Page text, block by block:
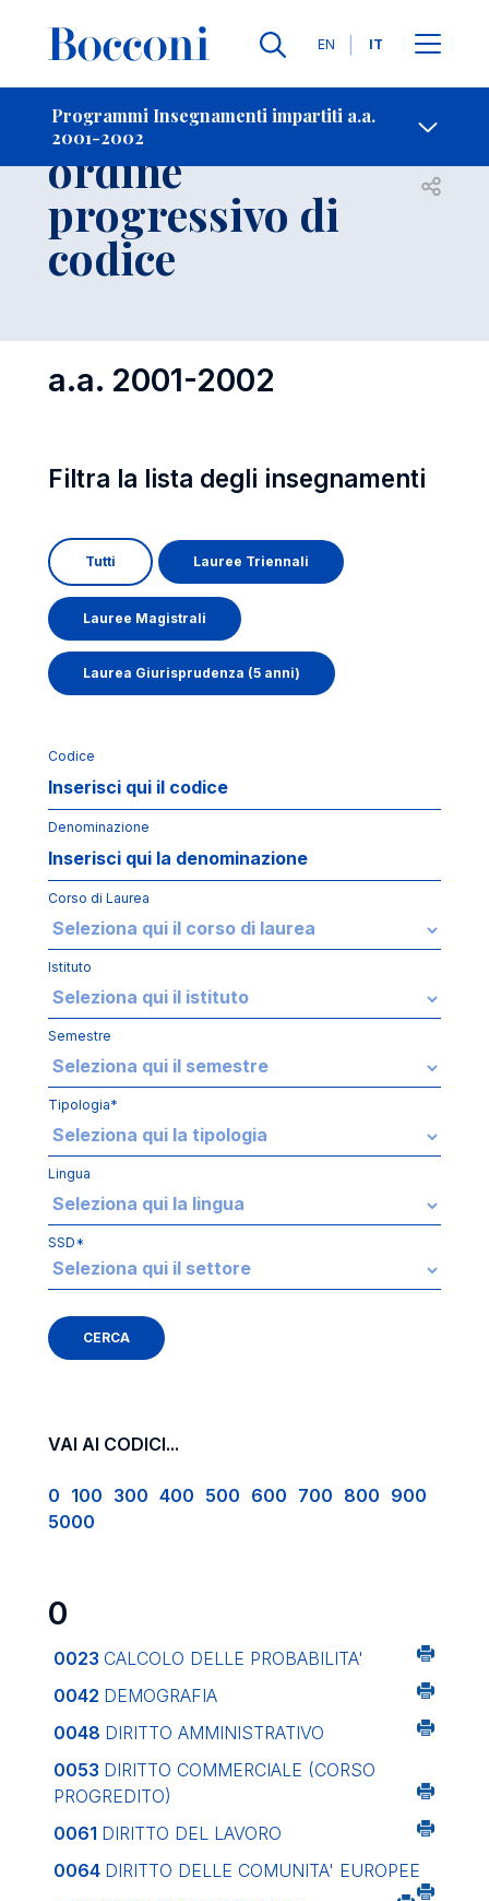
Lingue
EN IT
Programmi Insegnamenti impartiti a.a.
2001-2002
-
Insegnamenti in
ordine
progressivo di
codice
Open
a.a. 2001-2002
Filtra la lista degli insegnamenti
Tutti Lauree Triennali
Lauree Magistrali
Laurea Giurisprudenza (5 anni)
Codice
Denominazione
Corso di Laurea
Istituto
Semestre
Tipologia*
Lingua
SSD*
VAI AI CODICI...
0 100 300 400 500 600 700 800 900
5000
0
0023 CALCOLO DELLE PROBABILITA'
0042 DEMOGRAFIA
0048 DIRITTO AMMINISTRATIVO
0053 DIRITTO COMMERCIALE (CORSO
PROGREDITO)
0061 DIRITTO DEL LAVORO
0064 DIRITTO DELLE COMUNITA' EUROPEE